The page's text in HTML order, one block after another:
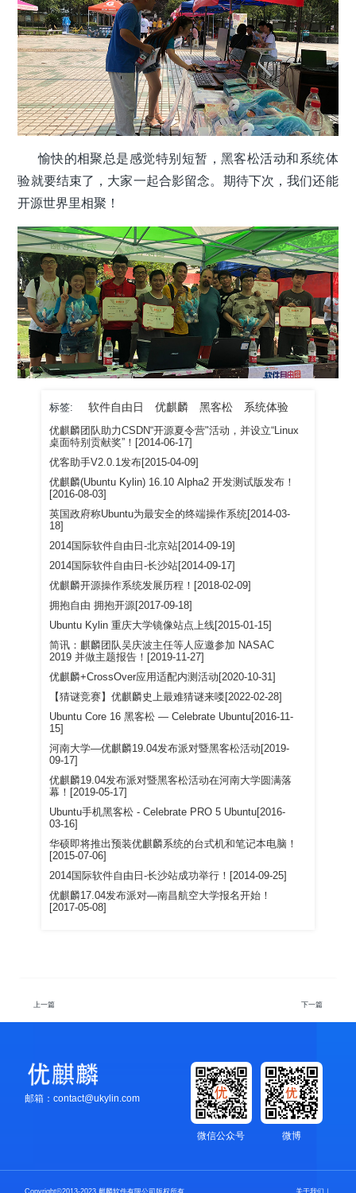
愉快的相聚总是感觉特别短暂，黑客松活动和系统体
验就要结束了，大家一起合影留念。期待下次，我们还能
开源世界里相聚！
标签: 软件自由日 优麒麟 黑客松 系统体验
优麒麟团队助力CSDN“开源夏令营"活动，并设立“Linux
桌面特别贡献奖”！[2014-06-17]
优客助手V2.0.1发布[2015-04-09]
优麒麟(Ubuntu Kylin) 16.10 Alpha2 开发测试版发布！
[2016-08-03]
英国政府称Ubuntu为最安全的终端操作系统[2014-03-
18]
2014国际软件自由日-北京站[2014-09-19]
2014国际软件自由日-长沙站[2014-09-17]
优麒麟开源操作系统发展历程！[2018-02-09]
拥抱自由 拥抱开源[2017-09-18]
Ubuntu Kylin 重庆大学镜像站点上线[2015-01-15]
简讯：麒麟团队吴庆波主任等人应邀参加 NASAC
2019 并做主题报告！[2019-11-27]
优麒麟+CrossOver应用适配内测活动[2020-10-31]
【猜谜竞赛】优麒麟史上最难猜谜来喽[2022-02-28]
Ubuntu Core 16 黑客松 — Celebrate Ubuntu[2016-11-
15]
河南大学—优麒麟19.04发布派对暨黑客松活动[2019-
09-17]
优麒麟19.04发布派对暨黑客松活动在河南大学圆满落
幕！[2019-05-17]
Ubuntu手机黑客松 - Celebrate PRO 5 Ubuntu[2016-
03-16]
华硕即将推出预装优麒麟系统的台式机和笔记本电脑！
[2015-07-06]
2014国际软件自由日-长沙站成功举行！[2014-09-25]
优麒麟17.04发布派对—南昌航空大学报名开始！
[2017-05-08]
上一篇 下一篇
邮箱：contact@ukylin.com
微博
微信公众号